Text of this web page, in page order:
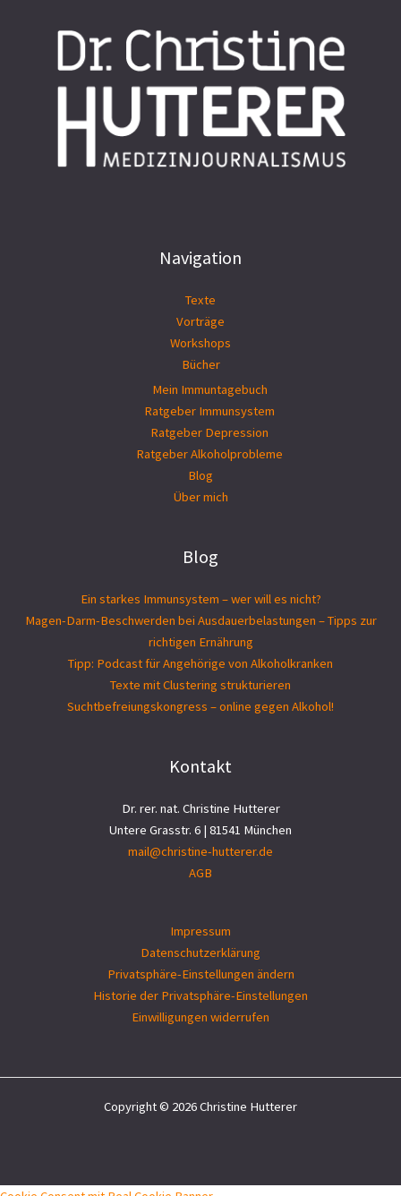
Navigation
Texte
Vorträge
Workshops
Bücher
Mein Immuntagebuch
Ratgeber Immunsystem
Ratgeber Depression
Ratgeber Alkoholprobleme
Blog
Über mich
Blog
Ein starkes Immunsystem – wer will es nicht?
Magen-Darm-Beschwerden bei Ausdauerbelastungen – Tipps zur
richtigen Ernährung
Tipp: Podcast für Angehörige von Alkoholkranken
Texte mit Clustering strukturieren
Suchtbefreiungs­kongress – online gegen Alkohol!
Kontakt
Dr. rer. nat. Christine Hutterer
Untere Grasstr. 6 | 81541 München
mail@christine-hutterer.de
AGB
Impressum
Datenschutzerklärung
Privatsphäre-Einstellungen ändern
Historie der Privatsphäre-Einstellungen
Einwilligungen widerrufen
Copyright © 2026 Christine Hutterer